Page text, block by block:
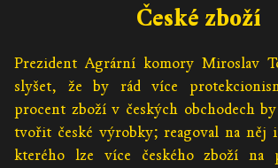
České zboží
Prezident Agrární komory Miroslav
slyšet, že by rád více
procent zboží v českých obchodech
tvořit české výrobky; reagoval na něj
kterého lze více českého zboží na